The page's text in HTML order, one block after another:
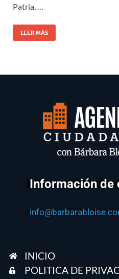
Patria, …
LEER MÁS
Información de
INICIO
POLITICA DE